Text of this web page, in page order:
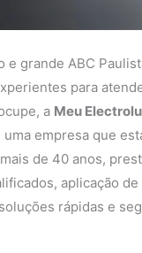
e grande ABC
para
a Meu
uma empresa que
de 40 anos,
aplicação
rápidas e